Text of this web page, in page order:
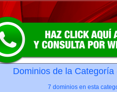
Dominios de la
7 dominios en esta